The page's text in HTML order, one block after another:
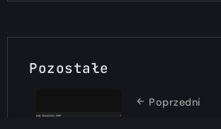
Pozostałe
Poprzedni